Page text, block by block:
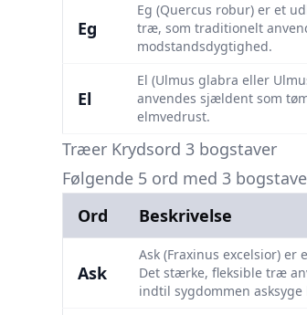
Eg
Eg (Quercus robur) er et
træ, som traditionelt
modstandsdygtighed.
El
El (Ulmus glabra eller
anvendes sjældent som
elmvedrust.
Træer Krydsord 3 bogstaver
Følgende 5 ord med 3
Ord
Beskrivelse
Ask
Ask (Fraxinus excelsior)
Det stærke, fleksible træ
indtil sygdommen